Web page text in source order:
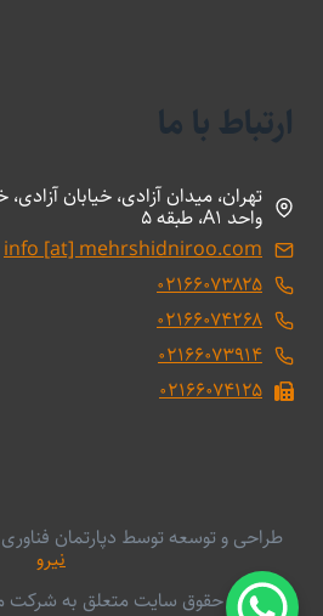
ارتباط با ما
تهران، میدان آزادی، خیابان
واحد A1، طبقه 5
info [at] mehrshidniroo.com
۰۲۱۶۶۰۷۳۸۲۵
۰۲۱۶۶۰۷۴۲۶۸
۰۲۱۶۶۰۷۳۹۱۴
۰۲۱۶۶۰۷۴۱۲۵
طراحی و توسعه توسط دپارتمان
نیرو
کلیه حقوق سایت متعلق به شرکت